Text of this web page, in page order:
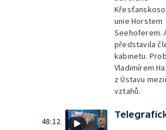
unie Horstem
Seehoferem.
představila
kabinetu.
Vladimírem
z Ústavu
vztahů.
48:12